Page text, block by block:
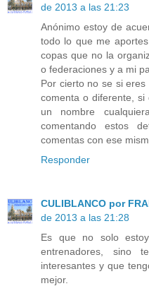
de 2013 a las 21:23
Anónimo estoy de
todo lo que me
copas que no la
o federaciones y a mi
Por cierto no se si
comenta o diferente,
un nombre
comentando estos
comentas con ese
Responder
CULIBLANCO por
de 2013 a las 21:28
Es que no solo
entrenadores, sino
interesantes y que
mejor.